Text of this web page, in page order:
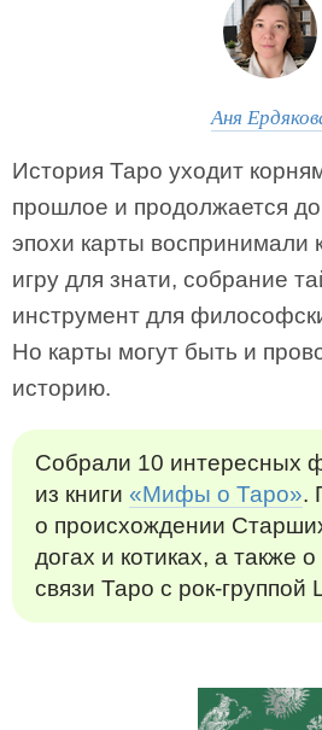
Аня
История Таро уходит
прошлое и продолжается
эпохи карты воспринимали
игру для знати, собрание
инструмент для
Но карты могут быть и
историю.
Собрали 10 интересных
из книги «Мифы о Таро».
о происхождении
догах и котиках, а также
связи Таро с рок-группой